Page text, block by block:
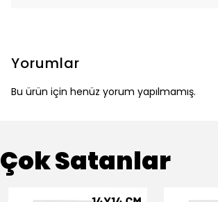
Yorumlar
Bu ürün için henüz yorum yapılmamış.
Çok Satanlar